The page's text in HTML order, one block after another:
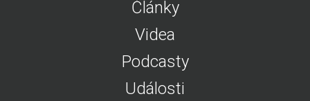
Články
Videa
Podcasty
Události